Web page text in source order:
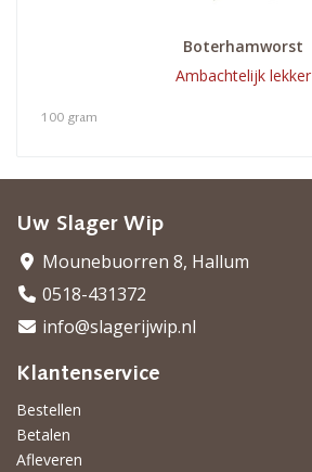
Boterhamworst
Ambachtelijk lekker
100 gram
Uw Slager Wip
Mounebuorren 8, Hallum
0518-431372
info@slagerijwip.nl
Klantenservice
Bestellen
Betalen
Afleveren